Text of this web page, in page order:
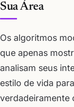
Sua Área
Os algoritmos
que apenas
analisam seus
estilo de vida
verdadeiramente